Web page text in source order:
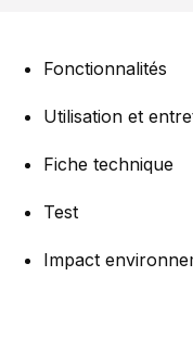
Fonctionnalités
Utilisation et
Fiche technique
Test
Impact